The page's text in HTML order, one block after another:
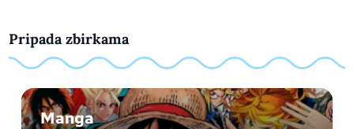
Pripada zbirkama
Manga